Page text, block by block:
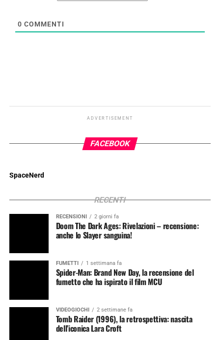
0 COMMENTI
ADVERTISEMENT
FACEBOOK
SpaceNerd
RECENTI
RECENSIONI 2 giorni fa
Doom The Dark Ages: Rivelazioni – recensione:
anche lo Slayer sanguina!
FUMETTI 1 settimana fa
Spider-Man: Brand New Day, la recensione del
fumetto che ha ispirato il film MCU
VIDEOGIOCHI 2 settimane fa
Tomb Raider (1996), la retrospettiva: nascita
dell’iconica Lara Croft